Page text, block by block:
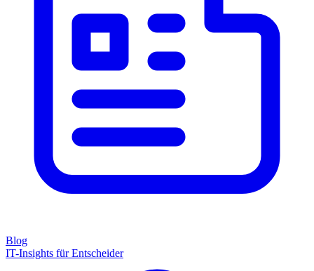
Blog
IT-Insights für Entscheider